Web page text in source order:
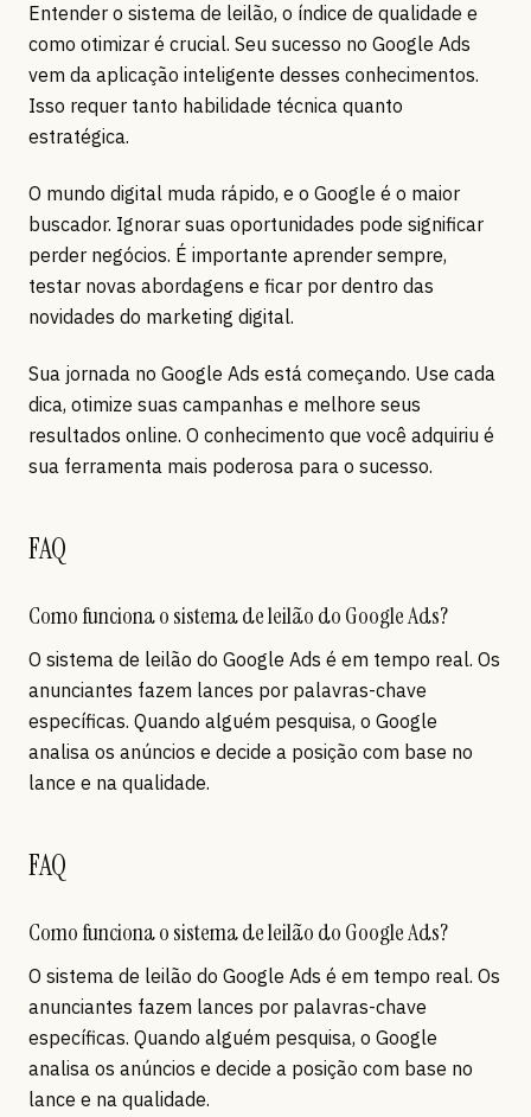
Entender o sistema de leilão, o índice de qualidade e
como otimizar é crucial. Seu sucesso no Google Ads
vem da aplicação inteligente desses conhecimentos.
Isso requer tanto habilidade técnica quanto
estratégica.
O mundo digital muda rápido, e o Google é o maior
buscador. Ignorar suas oportunidades pode significar
perder negócios. É importante aprender sempre,
testar novas abordagens e ficar por dentro das
novidades do marketing digital.
Sua jornada no Google Ads está começando. Use cada
dica, otimize suas campanhas e melhore seus
resultados online. O conhecimento que você adquiriu é
sua ferramenta mais poderosa para o sucesso.
FAQ
Como funciona o sistema de leilão do Google Ads?
O sistema de leilão do Google Ads é em tempo real. Os
anunciantes fazem lances por palavras-chave
específicas. Quando alguém pesquisa, o Google
analisa os anúncios e decide a posição com base no
lance e na qualidade.
FAQ
Como funciona o sistema de leilão do Google Ads?
O sistema de leilão do Google Ads é em tempo real. Os
anunciantes fazem lances por palavras-chave
específicas. Quando alguém pesquisa, o Google
analisa os anúncios e decide a posição com base no
lance e na qualidade.